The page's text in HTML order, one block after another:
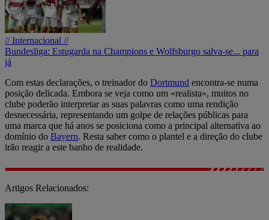
// Internacional //
Bundesliga: Estugarda na Champions e Wolfsburgo salva-se... para
já
Com estas declarações, o treinador do Dortmund encontra-se numa
posição delicada. Embora se veja como um «realista», muitos no
clube poderão interpretar as suas palavras como uma rendição
desnecessária, representando um golpe de relações públicas para
uma marca que há anos se posiciona como a principal alternativa ao
domínio do Bayern. Resta saber como o plantel e a direção do clube
irão reagir a este banho de realidade.
Artigos Relacionados: